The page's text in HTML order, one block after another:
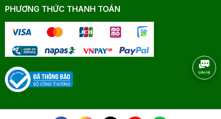
PHƯƠNG THỨC THANH TOÁN